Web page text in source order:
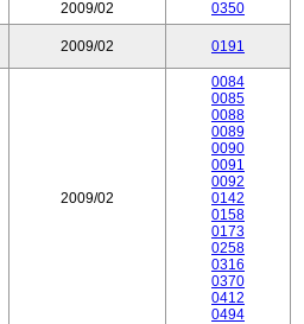
2009/02
0350
2009/02 0191
2009/02
0084
0085
0088
0089
0090
0091
0092
0142
0158
0173
0258
0316
0370
0412
0494